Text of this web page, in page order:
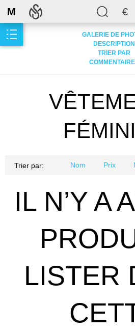
€
M
GALERIE DE
DESCRIPTION
TRIER PAR
Trier par: Nom Prix
IL N’Y A
LISTER